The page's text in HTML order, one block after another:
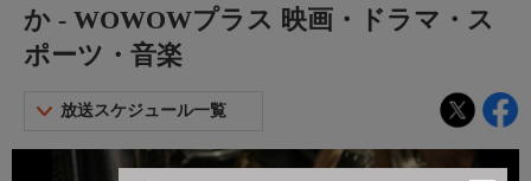
か - WOWOWプラス 映画・ドラマ・ス
ポーツ・音楽
放送スケジュール一覧